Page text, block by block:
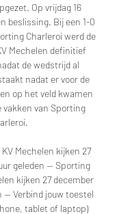
Op vrijdag 16
beslissing. Bij een 1-0
Charleroi werd de
Mechelen definitief
de wedstrijd al
nadat er voor de
op het veld kwamen
vakken van Sporting
Mechelen kijken 27
geleden — Sporting
kijken 27 december
— Verbind jouw toestel
tablet of laptop)